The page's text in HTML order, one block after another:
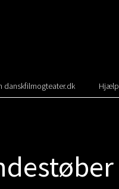
danskfilmogteater.dk